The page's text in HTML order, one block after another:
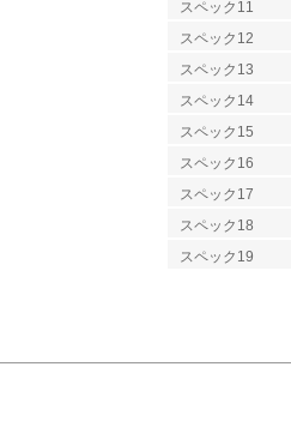
スペック11
スペック12
スペック13
スペック14
スペック15
スペック16
スペック17
スペック18
スペック19